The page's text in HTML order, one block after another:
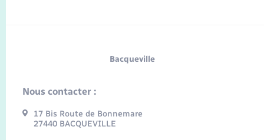
Bacqueville
Nous contacter :
17 Bis Route de Bonnemare
27440 BACQUEVILLE